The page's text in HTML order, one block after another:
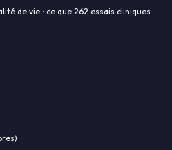
de vie : ce que 262 essais cliniques